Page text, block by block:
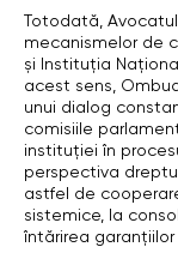
Totodată,
mecanismelor de
și Instituția
acest sens,
unui dialog
comisiile
instituției în
perspectiva
astfel de
sistemice, la
întărirea